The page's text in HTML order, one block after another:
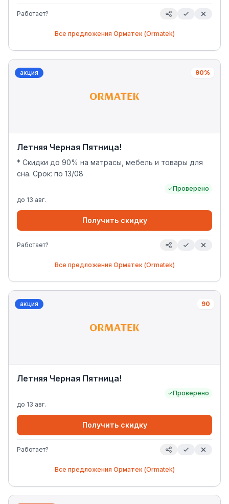
Работает?
Все предложения Орматек (Ormatek)
акция 90%
Летняя Черная Пятница!
* Скидки до 90% на матрасы, мебель и товары для
сна. Срок: по 13/08
Проверено
до 13 авг.
Получить скидку
Работает?
Все предложения Орматек (Ormatek)
акция 90
Летняя Черная Пятница!
Проверено
до 13 авг.
Получить скидку
Работает?
Все предложения Орматек (Ormatek)